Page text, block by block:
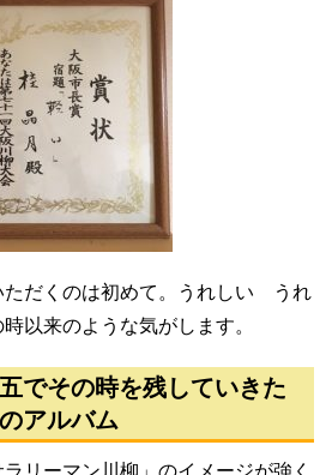
だくのは初めて。うれしい うれ
以来のような気がします。
でその時を残していきた
アルバム